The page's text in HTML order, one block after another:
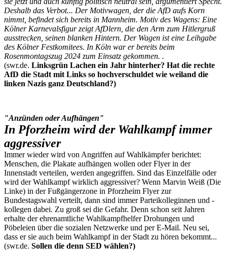
Deshalb das Verbot... Der Motivwagen, der die AfD aufs Korn
nimmt, befindet sich bereits in Mannheim. Motiv des Wagens: Eine
Kölner Karnevalsfigur zeigt AfDlern, die den Arm zum Hitlergruß
ausstrecken, seinen blanken Hintern. Der Wagen ist eine Leihgabe
des Kölner Festkomitees. In Köln war er bereits beim
Rosenmontagszug 2024 zum Einsatz gekommen. .
(swr.de. Linksgrün Lachen ein Jahr hinterher? Hat die rechte
AfD die Stadt mit Links so hochverschuldet wie weiland die
linken Nazis ganz Deutschland?)
"Anzünden oder Aufhängen"
In Pforzheim wird der Wahlkampf immer
aggressiver
Immer wieder wird von Angriffen auf Wahlkämpfer berichtet:
Menschen, die Plakate aufhängen wollen oder Flyer in der
Innenstadt verteilen, werden angegriffen. Sind das Einzelfälle oder
wird der Wahlkampf wirklich aggressiver? Wenn Marvin Weiß (Die
Linke) in der Fußgängerzone in Pforzheim Flyer zur
Bundestagswahl verteilt, dann sind immer Parteikolleginnen und -
kollegen dabei. Zu groß sei die Gefahr. Denn schon seit Jahren
erhalte der ehrenamtliche Wahlkampfhelfer Drohungen und
Pöbeleien über die sozialen Netzwerke und per E-Mail. Neu sei,
dass er sie auch beim Wahlkampf in der Stadt zu hören bekommt...
(swr.de. Sollen die denn SED wählen?)